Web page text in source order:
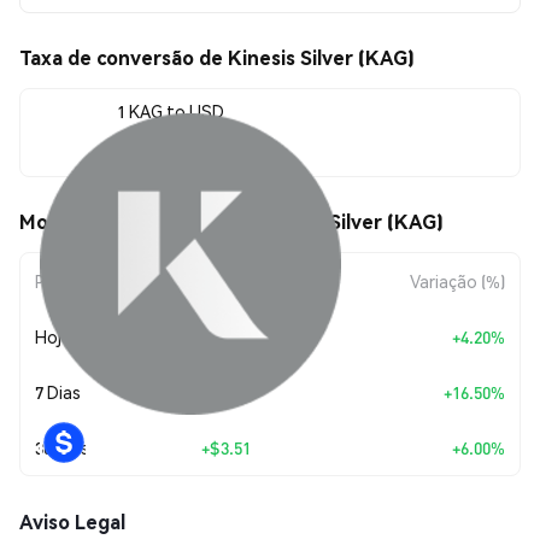
Taxa de conversão de Kinesis Silver (KAG)
1 KAG to USD
Movimentos de preço de Kinesis Silver (KAG)
Período Variação do Valor Variação (%)
Hoje +$2.50 +4.20%
7 Dias +16.50%
30 Dias +$3.51 +6.00%
Aviso Legal